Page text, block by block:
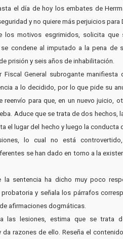
el día de hoy los embates de
y no quiere más perjuicios para
los motivos esgrimidos, solicita que
se condene al imputado a la pena de
prisión y seis años de inhabilitación.
Fiscal General subrogante manifiesta
a lo decidido, por lo que pide su
reenvío para que, en un nuevo juicio,
Aduce que se trata de dos hechos,
el lugar del hecho y luego la conducta
lo cual no está
se han dado en torno a la
la sentencia ha dicho muy poco
y señala los párrafos
afirmaciones dogmáticas.
las lesiones, estima que se trata
da razones de ello. Reseña el